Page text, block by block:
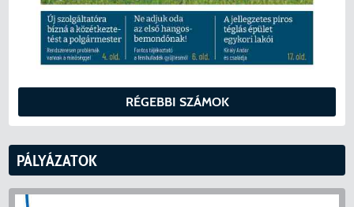
RÉGEBBI SZÁMOK
PÁLYÁZATOK